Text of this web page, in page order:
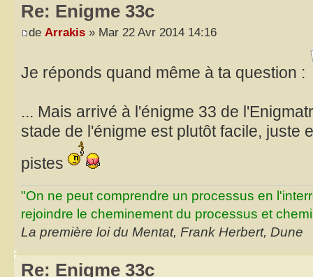
Re: Enigme 33c
de Arrakis » Mar 22 Avr 2014 14:16
Je réponds quand même à ta question :
... Mais arrivé à l'énigme 33 de
stade de l'énigme est plutôt facile, juste
pistes
"On ne peut comprendre un processus en
rejoindre le cheminement du processus et
La première loi du Mentat, Frank Herbert, Dune
Re: Enigme 33c